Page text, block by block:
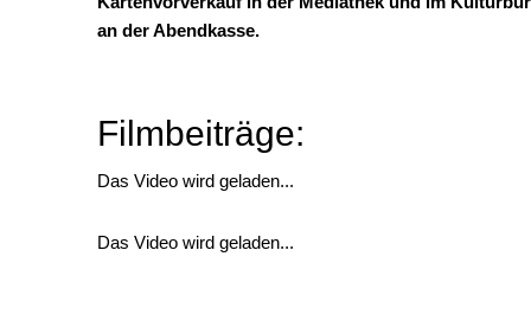
an der Abendkasse.
Filmbeiträge:
Das Video wird geladen...
Das Video wird geladen...